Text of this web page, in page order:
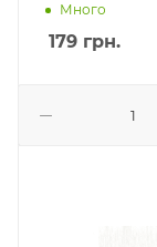
Много
179 грн.